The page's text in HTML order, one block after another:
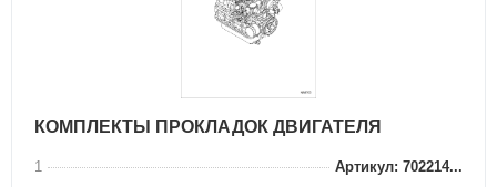
КОМПЛЕКТЫ ПРОКЛАДОК ДВИГАТЕЛЯ
1
Артикул: 702214...